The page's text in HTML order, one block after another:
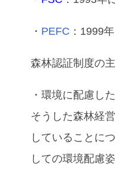
・ PEFC ：1999
森林認証制度の
・環境に配慮し
そうした森林経
していることに
しての環境配慮